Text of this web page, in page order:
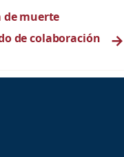
de muerte
de colaboración
→